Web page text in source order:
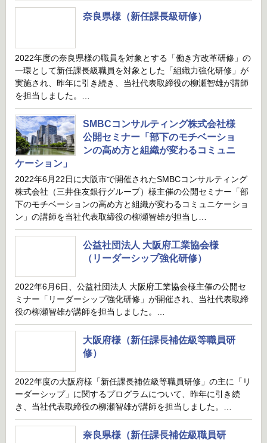
奈良県様（新任課長級研修）
2022年度の奈良県様の職員を対象とする「働き方改革研修」の
一環として新任課長級職員を対象とした「組織力強化研修」が
実施され、昨年に引き続き、当社代表取締役の柳瀬智雄が講師
を担当しました。…
SMBCコンサルティング株式会社様
公開セミナー「部下のモチベーショ
ンの高め方と組織が変わるコミュニ
ケーション」
2022年6月22日に大阪市で開催されたSMBCコンサルティング
株式会社（三井住友銀行グループ）様主催の公開セミナー「部
下のモチベーションの高め方と組織が変わるコミュニケーショ
ン」の講師を当社代表取締役の柳瀬智雄が担当し…
公益社団法人 大阪府工業協会様
（リーダーシップ強化研修）
2022年6月6日、公益社団法人 大阪府工業協会様主催の公開セ
ミナー「リーダーシップ強化研修」が開催され、当社代表取締
役の柳瀬智雄が講師を担当しました。…
大阪府様（新任課長補佐級等職員研
修）
2022年度の大阪府様「新任課長補佐級等職員研修」の主に「リ
ーダーシップ」に関するプログラムについて、昨年に引き続
き、当社代表取締役の柳瀬智雄が講師を担当しました。…
奈良県様（新任課長補佐級職員研